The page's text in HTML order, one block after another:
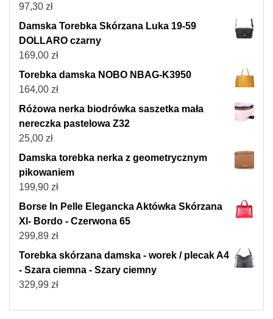
97,30 zł
Damska Torebka Skórzana Luka 19-59
DOLLARO czarny
169,00 zł
Torebka damska NOBO NBAG-K3950
164,00 zł
Różowa nerka biodrówka saszetka mała
nereczka pastelowa Z32
25,00 zł
Damska torebka nerka z geometrycznym
pikowaniem
199,90 zł
Borse In Pelle Elegancka Aktówka Skórzana
Xl- Bordo - Czerwona 65
299,89 zł
Torebka skórzana damska - worek / plecak A4
- Szara ciemna - Szary ciemny
329,99 zł